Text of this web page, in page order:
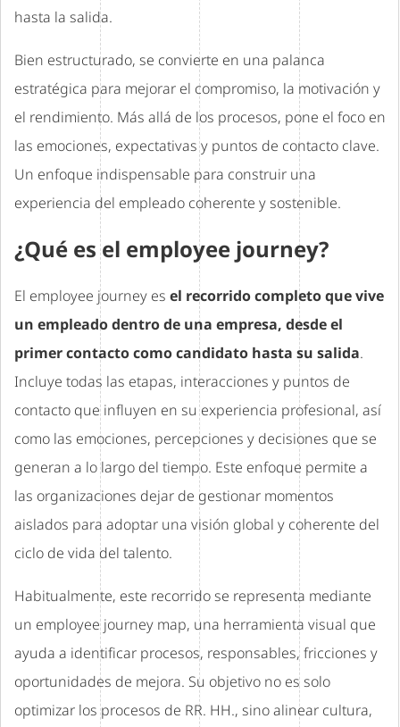
hasta la salida.
Bien estructurado, se convierte en una palanca
estratégica para mejorar el compromiso, la motivación y
el rendimiento. Más allá de los procesos, pone el foco en
las emociones, expectativas y puntos de contacto clave.
Un enfoque indispensable para construir una
experiencia del empleado coherente y sostenible.
¿Qué es el employee journey?
El employee journey es el recorrido completo que vive
un empleado dentro de una empresa, desde el
primer contacto como candidato hasta su salida.
Incluye todas las etapas, interacciones y puntos de
contacto que influyen en su experiencia profesional, así
como las emociones, percepciones y decisiones que se
generan a lo largo del tiempo. Este enfoque permite a
las organizaciones dejar de gestionar momentos
aislados para adoptar una visión global y coherente del
ciclo de vida del talento.
Habitualmente, este recorrido se representa mediante
un employee journey map, una herramienta visual que
ayuda a identificar procesos, responsables, fricciones y
oportunidades de mejora. Su objetivo no es solo
optimizar los procesos de RR. HH., sino alinear cultura,